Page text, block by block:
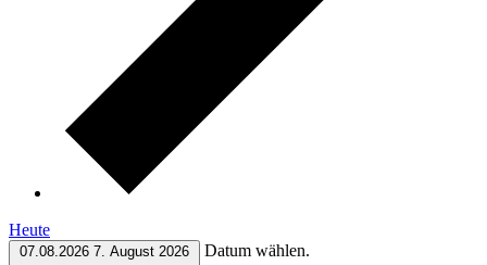
Heute
07.08.2026 7. August 2026 Datum wählen.